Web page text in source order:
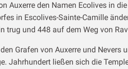
Auxerre den Namen Ecolives in
in Escolives-Sainte-Camille
und 448 auf dem Weg von
Grafen von Auxerre und
Jahrhundert ließen sich die